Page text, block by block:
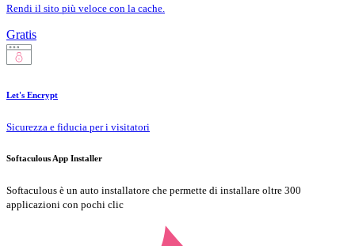
Rendi il sito più veloce con la cache.
Gratis
Let's Encrypt
Sicurezza e fiducia per i visitatori
Softaculous App Installer
Softaculous è un auto installatore che permette di installare oltre 300
applicazioni con pochi clic